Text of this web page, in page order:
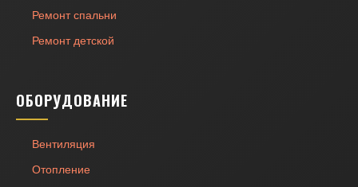
Ремонт спальни
Ремонт детской
ОБОРУДОВАНИЕ
Вентиляция
Отопление